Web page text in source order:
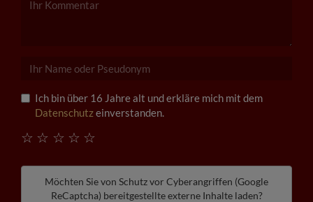
Ich bin über 16 Jahre alt und erkläre mich mit dem
Datenschutzeinverstanden.
☆
☆
☆
☆
☆
Möchten Sie von Schutz vor Cyberangriffen (Google
ReCaptcha) bereitgestellte externe Inhalte laden?